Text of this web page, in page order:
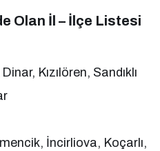
Olan İl – İlçe Listesi
Kızılören, Sandıklı
İncirliova, Koçarlı,